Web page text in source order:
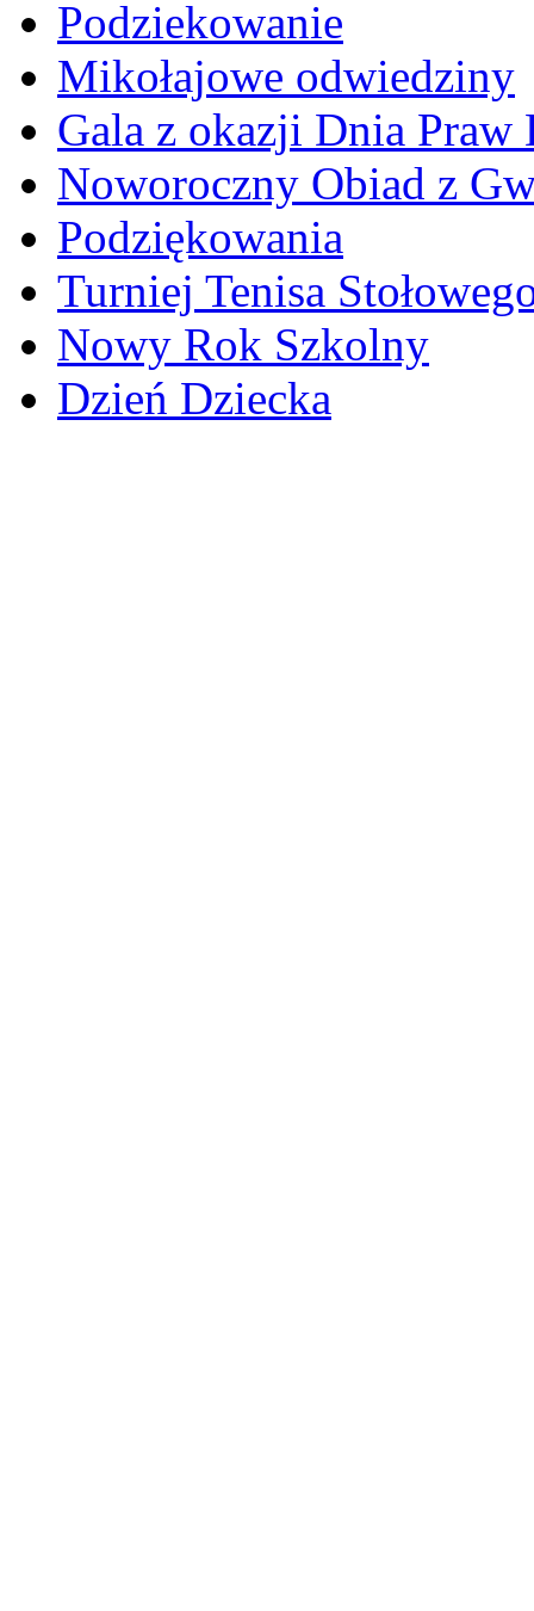
Podziekowanie
Mikołajowe odwiedziny
Gala z okazji Dnia Praw
Noworoczny Obiad z
Podziękowania
Turniej Tenisa
Nowy Rok Szkolny
Dzień Dziecka